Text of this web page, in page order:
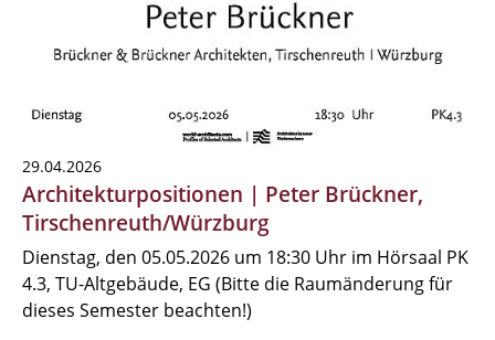
29.04.2026
Architekturpositionen | Peter Brückner,
Tirschenreuth/Würzburg
Dienstag, den 05.05.2026 um 18:30 Uhr im Hörsaal PK
4.3, TU-Altgebäude, EG (Bitte die Raumänderung für
dieses Semester beachten!)